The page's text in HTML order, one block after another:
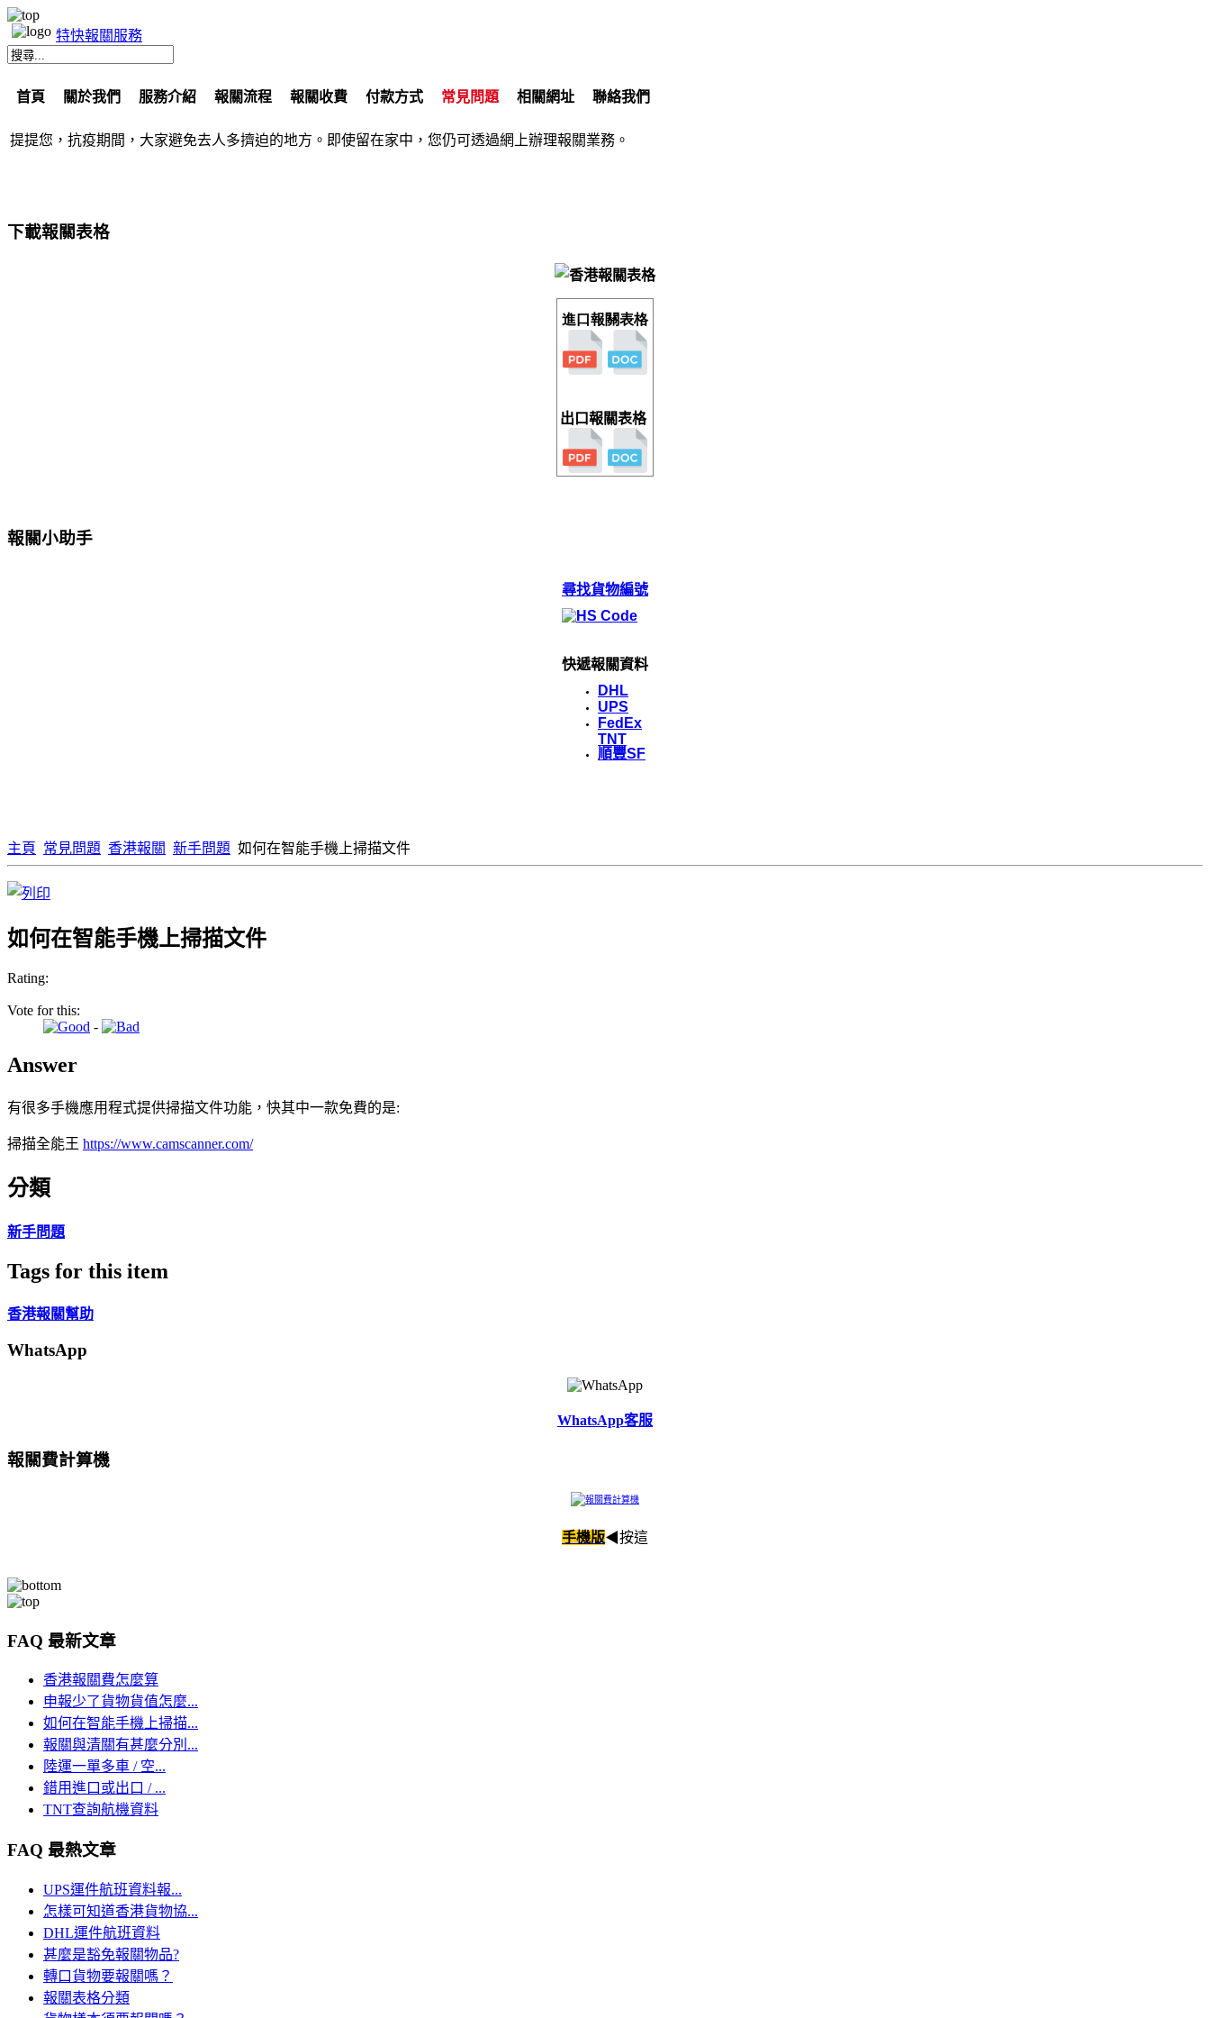
特快報關服務
首頁 關於我們 服務介紹 報關流程 報關收費 付款方式 常見問題 相關網址 聯絡我們
提提您，抗疫期間，大家避免去人多擠迫的地方。即使留在家中，您仍可透過網上辦理報關業務。
下載報關表格
進口報關表格
出口報關表格
報關小助手
尋找貨物編號
快遞報關資料
DHL
UPS
FedEx
TNT
順豐SF
主頁 常見問題 香港報關 新手問題 如何在智能手機上掃描文件
如何在智能手機上掃描文件
Rating:
Vote for this:
-
Answer
有很多手機應用程式提供掃描文件功能，快其中一款免費的是:
掃描全能王 https://www.camscanner.com/
分類
新手問題
Tags for this item
香港報關幫助
WhatsApp
WhatsApp客服
報關費計算機
手機版◀ 按這
FAQ 最新文章
香港報關費怎麼算
申報少了貨物貨值怎麼...
如何在智能手機上掃描...
報關與清關有甚麼分別...
陸運一單多車 / 空...
錯用進口或出口 / ...
TNT查詢航機資料
FAQ 最熱文章
UPS運件航班資料報...
怎樣可知道香港貨物協...
DHL運件航班資料
甚麼是豁免報關物品?
轉口貨物要報關嗎？
報關表格分類